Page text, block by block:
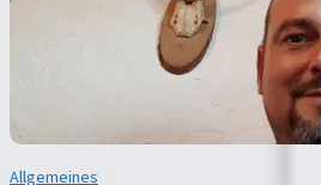
Allgemeines